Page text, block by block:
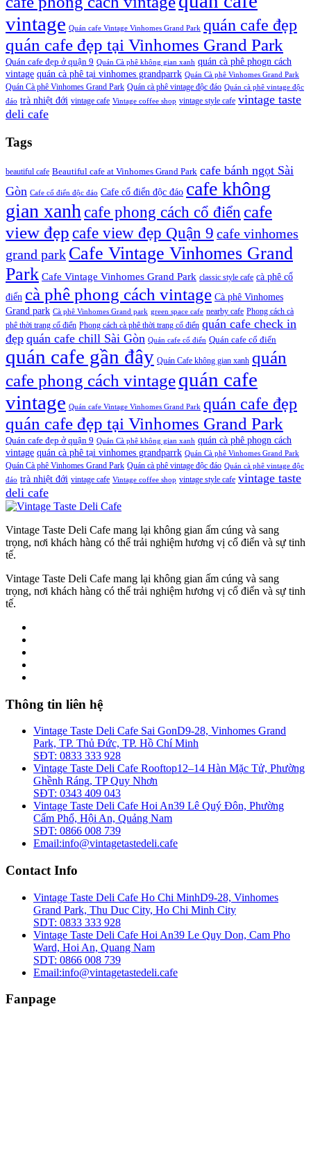
vintage Quán cafe Vintage Vinhomes Grand Park quán cafe đẹp
quán cafe đẹp tại Vinhomes Grand Park
Quán cafe đẹp ở quận 9 Quán Cà phê không gian xanh quán cà phê phogn cách
vintage quán cà phê tại vinhomes grandparrk Quán Cà phê Vinhomes Grand Park
Quán Cà phê Vinhomes Grand Park Quán cà phê vintage độc đáo Quán cà phê vintage độc
đáo trà nhiệt đới vintage cafe Vintage coffee shop vintage style cafe vintage taste
deli cafe
Tags
beautiful cafe Beautiful cafe at Vinhomes Grand Park cafe bánh ngọt Sài
Gòn Cafe cổ điển độc đáo Cafe cổ điển độc đáo cafe không
gian xanh cafe phong cách cổ điển cafe
view đẹp cafe view đẹp Quận 9 cafe vinhomes
grand park Cafe Vintage Vinhomes Grand
Park Cafe Vintage Vinhomes Grand Park classic style cafe cà phê cổ
điển cà phê phong cách vintage Cà phê Vinhomes
Grand park Cà phê Vinhomes Grand park green space cafe nearby cafe Phong cách cà
phê thời trang cổ điển Phong cách cà phê thời trang cổ điển quán cafe check in
đẹp quán cafe chill Sài Gòn Quán cafe cổ điển Quán cafe cổ điển
quán cafe gần đây Quán Cafe không gian xanh quán
cafe phong cách vintagequán cafe
vintage Quán cafe Vintage Vinhomes Grand Park quán cafe đẹp
quán cafe đẹp tại Vinhomes Grand Park
Quán cafe đẹp ở quận 9 Quán Cà phê không gian xanh quán cà phê phogn cách
vintage quán cà phê tại vinhomes grandparrk Quán Cà phê Vinhomes Grand Park
Quán Cà phê Vinhomes Grand Park Quán cà phê vintage độc đáo Quán cà phê vintage độc
đáo trà nhiệt đới vintage cafe Vintage coffee shop vintage style cafe vintage taste
deli cafe
Vintage Taste Deli Cafe mang lại không gian ấm cúng và sang
trọng, nơi khách hàng có thể trải nghiệm hương vị cổ điển và sự tinh
tế.
Vintage Taste Deli Cafe mang lại không gian ấm cúng và sang
trọng, nơi khách hàng có thể trải nghiệm hương vị cổ điển và sự tinh
tế.
Thông tin liên hệ
Vintage Taste Deli Cafe Sai GonD9-28, Vinhomes Grand
Park, TP. Thủ Đức, TP. Hồ Chí Minh
SĐT: 0833 333 928
Vintage Taste Deli Cafe Rooftop12–14 Hàn Mặc Tử, Phường
Ghềnh Ráng, TP Quy Nhơn
SĐT: 0343 409 043
Vintage Taste Deli Cafe Hoi An39 Lê Quý Đôn, Phường
Cẩm Phổ, Hội An, Quảng Nam
SĐT: 0866 008 739
Email:info@vintagetastedeli.cafe
Contact Info
Vintage Taste Deli Cafe Ho Chi MinhD9-28, Vinhomes
Grand Park, Thu Duc City, Ho Chi Minh City
SDT: 0833 333 928
Vintage Taste Deli Cafe Hoi An39 Le Quy Don, Cam Pho
Ward, Hoi An, Quang Nam
SDT: 0866 008 739
Email:info@vintagetastedeli.cafe
Fanpage